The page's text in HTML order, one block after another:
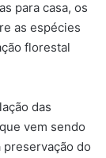
para casa, os
as espécies
florestal
das
vem sendo
do